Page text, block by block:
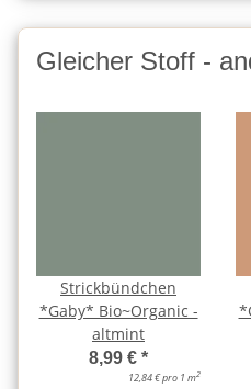
Gleicher Stoff -
Strickbündchen
*Gaby* Bio~Organic -
altmint
8,99 € *
12,84 € pro 1 m2